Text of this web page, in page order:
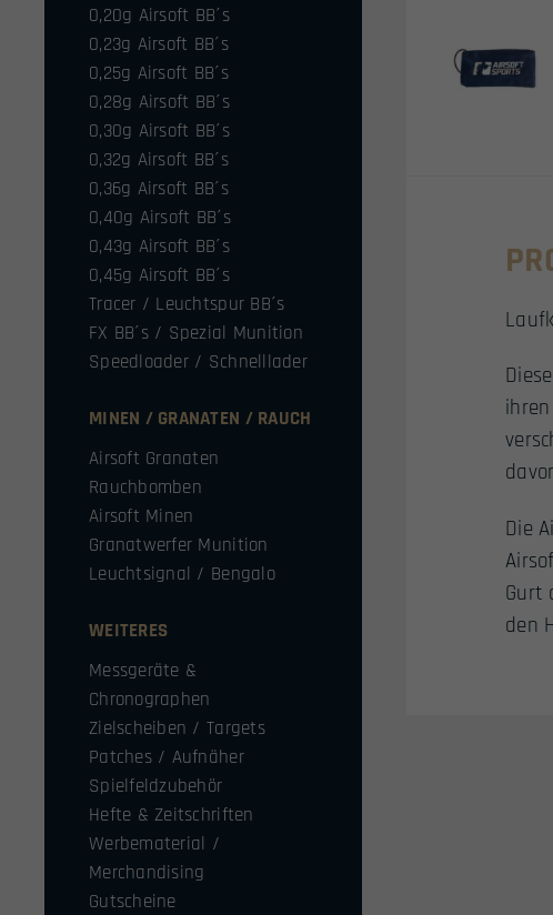
0,20g Airsoft BB´s
0,23g Airsoft BB´s
0,25g Airsoft BB´s
0,28g Airsoft BB´s
0,30g Airsoft BB´s
0,32g Airsoft BB´s
0,36g Airsoft BB´s
0,40g Airsoft BB´s
0,43g Airsoft BB´s
0,45g Airsoft BB´s
Tracer / Leuchtspur BB´s
FX BB´s / Spezial Munition
Speedloader / Schnelllader
MINEN / GRANATEN / RAUCH
Airsoft Granaten
Rauchbomben
Airsoft Minen
Granatwerfer Munition
Leuchtsignal / Bengalo
WEITERES
Messgeräte &
Chronographen
Zielscheiben / Targets
Patches / Aufnäher
Spielfeldzubehör
Hefte & Zeitschriften
Werbematerial /
Merchandising
Gutscheine
Die
Gurt
den